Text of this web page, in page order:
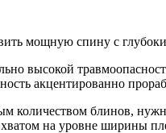
мощную спину с
высокой
акцентированно
количеством блинов,
на уровне ширины